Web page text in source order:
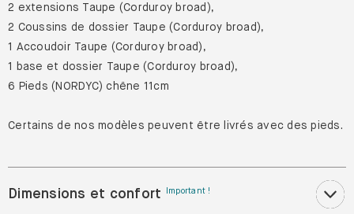
2 extensions Taupe (Corduroy broad),
2 Coussins de dossier Taupe (Corduroy broad),
1 Accoudoir Taupe (Corduroy broad),
1 base et dossier Taupe (Corduroy broad),
6 Pieds (NORDYC) chêne 11cm
Certains de nos modèles peuvent être livrés avec des pieds.
Dimensions et confort Important !